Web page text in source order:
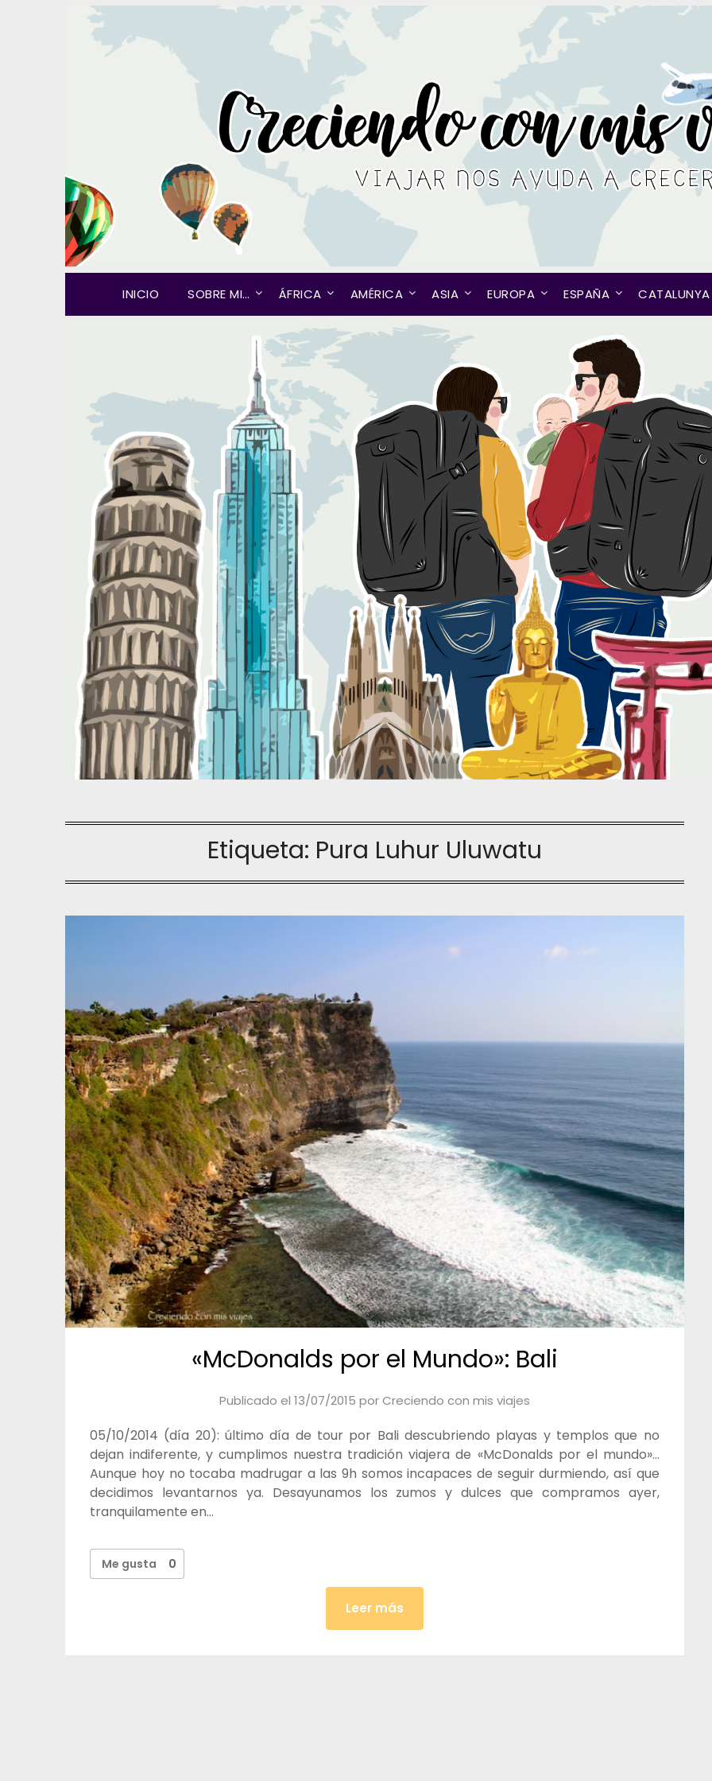
INICIO SOBRE MI… ÁFRICA AMÉRICA ASIA EUROPA ESPAÑA CATALUNYA
Etiqueta: Pura Luhur Uluwatu
«McDonalds por el Mundo»: Bali
Publicado el 13/07/2015 porCreciendo con mis viajes
05/10/2014 (día 20): último día de tour por Bali descubriendo playas y templos que no
dejan indiferente, y cumplimos nuestra tradición viajera de «McDonalds por el mundo»…
Aunque hoy no tocaba madrugar a las 9h somos incapaces de seguir durmiendo, así que
decidimos levantarnos ya. Desayunamos los zumos y dulces que compramos ayer,
tranquilamente en…
Me gusta 0
Leer más